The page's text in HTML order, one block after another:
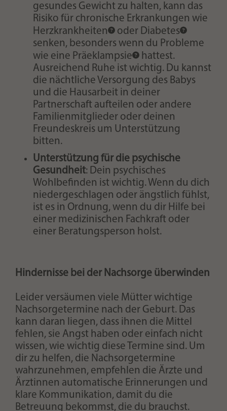
gesundes Gewicht zu halten, kann das
Risiko für chronische Erkrankungen wie
Herzkrankheiten
oder Diabetes
senken, besonders wenn du Probleme
wie eine Präeklampsie
hattest.
Ausreichend Ruhe ist wichtig. Du kannst
die nächtliche Versorgung des Babys
und die Hausarbeit in deiner
Partnerschaft aufteilen oder andere
Familienmitglieder oder deinen
Freundeskreis um Unterstützung
bitten.
Unterstützung für die psychische
Gesundheit: Dein psychisches
Wohlbefinden ist wichtig. Wenn du dich
niedergeschlagen oder ängstlich fühlst,
ist es in Ordnung, wenn du dir Hilfe bei
einer medizinischen Fachkraft oder
einer Beratungsperson holst.
Hindernisse bei der Nachsorge überwinden
Leider versäumen viele Mütter wichtige
Nachsorgetermine nach der Geburt. Das
kann daran liegen, dass ihnen die Mittel
fehlen, sie Angst haben oder einfach nicht
wissen, wie wichtig diese Termine sind. Um
dir zu helfen, die Nachsorgetermine
wahrzunehmen, empfehlen die Ärzte und
Ärztinnen automatische Erinnerungen und
klare Kommunikation, damit du die
Betreuung bekommst, die du brauchst.